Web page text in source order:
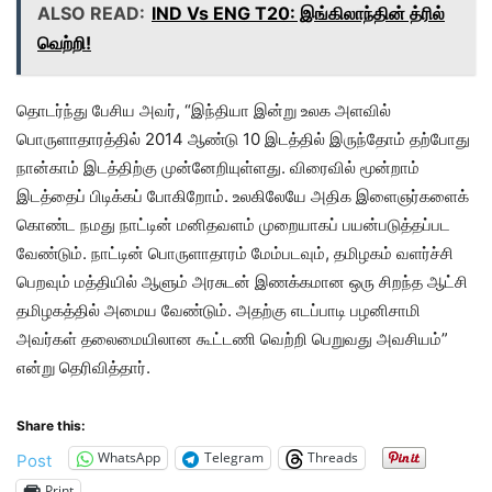
ALSO READ: IND Vs ENG T20: இங்கிலாந்தின் த்ரில்
வெற்றி!
தொடர்ந்து பேசிய அவர், “இந்தியா இன்று உலக அளவில்
பொருளாதாரத்தில் 2014 ஆண்டு 10 இடத்தில் இருந்தோம் தற்போது
நான்காம் இடத்திற்கு முன்னேறியுள்ளது. விரைவில் மூன்றாம்
இடத்தைப் பிடிக்கப் போகிறோம். உலகிலேயே அதிக இளைஞர்களைக்
கொண்ட நமது நாட்டின் மனிதவளம் முறையாகப் பயன்படுத்தப்பட
வேண்டும். நாட்டின் பொருளாதாரம் மேம்படவும், தமிழகம் வளர்ச்சி
பெறவும் மத்தியில் ஆளும் அரசுடன் இணக்கமான ஒரு சிறந்த ஆட்சி
தமிழகத்தில் அமைய வேண்டும். அதற்கு எடப்பாடி பழனிசாமி
அவர்கள் தலைமையிலான கூட்டணி வெற்றி பெறுவது அவசியம்”
என்று தெரிவித்தார்.
Share this:
Post WhatsApp Telegram
Threads